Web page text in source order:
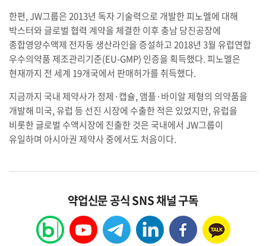
한편, JW그룹은 2013년 독자 기술력으로 개발한 피노멜에 대해
박스터와 글로벌 협력 계약을 체결한 이후 충남 당진공장에
종합영양수액제 전자동 생산라인을 증설하고 2018년 3월 유럽연합
우수의약품 제조관리기준(EU-GMP) 인증을 획득했다. 피노멜은
현재까지 전 세계 19개국에서 판매허가를 취득했다.
지금까지 국내 제약사가 정제·캡슐, 앰플·바이알 제형의 의약품을
개발해 미국, 유럽 등 선진 시장에 수출한 적은 있었지만, 유럽을
비롯한 글로벌 수액시장에 진출한 것은 국내에서 JW그룹이
유일하며 아시아권 제약사 중에서도 처음이다.
약업신문 공식 SNS 채널 구독